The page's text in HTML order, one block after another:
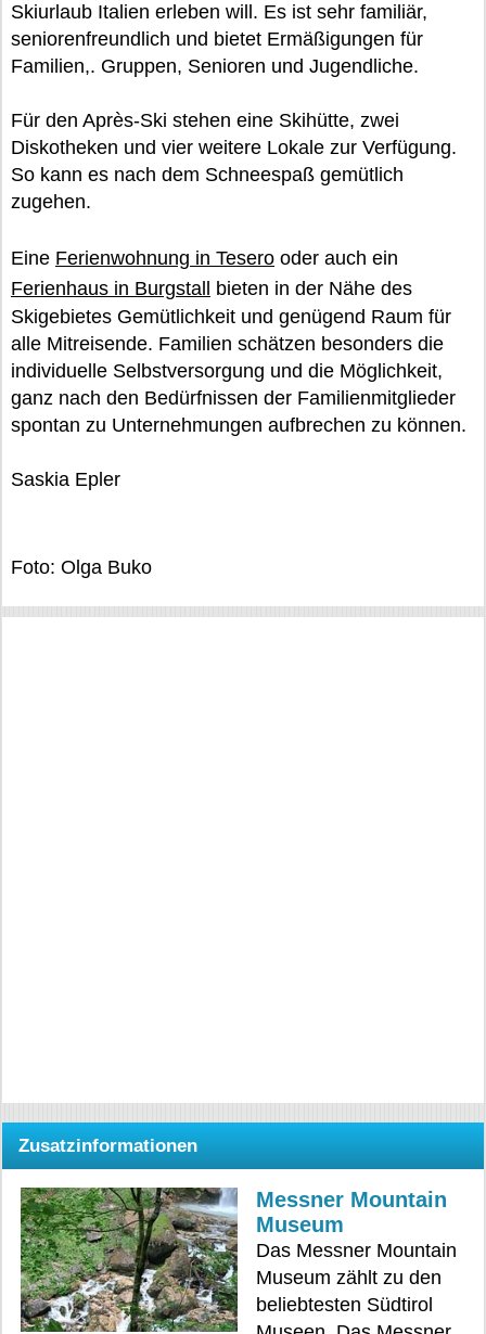
Skiurlaub Italien erleben will. Es ist sehr familiär,
seniorenfreundlich und bietet Ermäßigungen für
Familien,. Gruppen, Senioren und Jugendliche.
Für den Après-Ski stehen eine Skihütte, zwei
Diskotheken und vier weitere Lokale zur Verfügung.
So kann es nach dem Schneespaß gemütlich
zugehen.
Eine Ferienwohnung in Tesero oder auch ein
Ferienhaus in Burgstall
bieten in der Nähe des
Skigebietes Gemütlichkeit und genügend Raum für
alle Mitreisende. Familien schätzen besonders die
individuelle Selbstversorgung und die Möglichkeit,
ganz nach den Bedürfnissen der Familienmitglieder
spontan zu Unternehmungen aufbrechen zu können.
Saskia Epler
Foto: Olga Buko
Zusatzinformationen
Messner Mountain
Museum
Das Messner Mountain
Museum zählt zu den
beliebtesten Südtirol